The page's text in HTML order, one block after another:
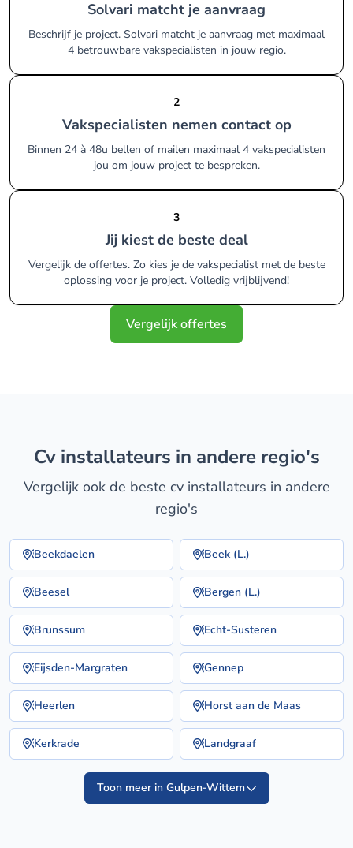
Solvari matcht je aanvraag
Beschrijf je project. Solvari matcht je aanvraag met maximaal
4 betrouwbare vakspecialisten in jouw regio.
2
Vakspecialisten nemen contact op
Binnen 24 à 48u bellen of mailen maximaal 4 vakspecialisten
jou om jouw project te bespreken.
3
Jij kiest de beste deal
Vergelijk de offertes. Zo kies je de vakspecialist met de beste
oplossing voor je project. Volledig vrijblijvend!
Vergelijk offertes
cv installateurs in andere regio's
Vergelijk ook de beste cv installateurs in andere
regio's
Beekdaelen Beek (L.)
Beesel Bergen (L.)
Brunssum Echt-Susteren
Eijsden-Margraten Gennep
Heerlen Horst aan de Maas
Kerkrade Landgraaf
Toon meer in Gulpen-Wittem